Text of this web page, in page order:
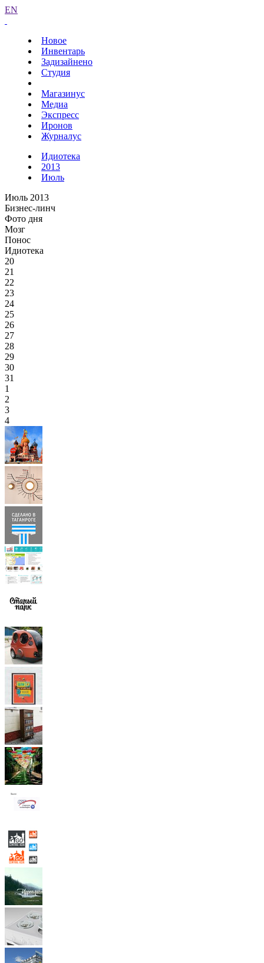
EN
Новое
Инвентарь
Задизайнено
Студия
Магазинус
Медиа
Экспресс
Иронов
Журналус
Идиотека
2013
Июль
Июль 2013
Бизнес-линч
Фото дня
Мозг
Понос
Идиотека
20
21
22
23
24
25
26
27
28
29
30
31
1
2
3
4